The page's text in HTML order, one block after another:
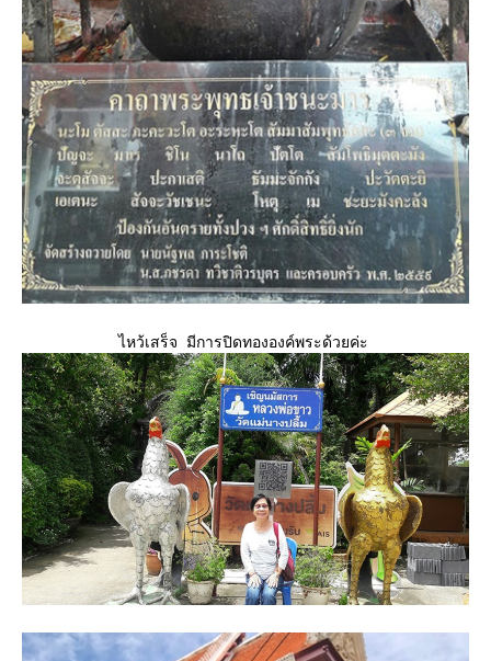
ไหว้เสร็จ มีการปิดทององค์พระด้วยค่ะ